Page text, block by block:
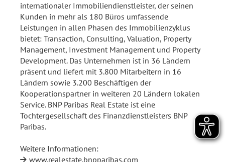
internationaler Immobiliendienstleister, der seinen
Kunden in mehr als 180 Büros umfassende
Leistungen in allen Phasen des Immobilienzyklus
bietet: Transaction, Consulting, Valuation, Property
Management, Investment Management und Property
Development. Das Unternehmen ist in 36 Ländern
präsent und liefert mit 3.800 Mitarbeitern in 16
Ländern sowie 3.200 Beschäftigen der
Kooperationspartner in weiteren 20 Ländern lokalen
Service. BNP Paribas Real Estate ist eine
Tochtergesellschaft des Finanzdienstleisters BNP
Paribas.
Weitere Informationen:
www.realestate.bnpparibas.com